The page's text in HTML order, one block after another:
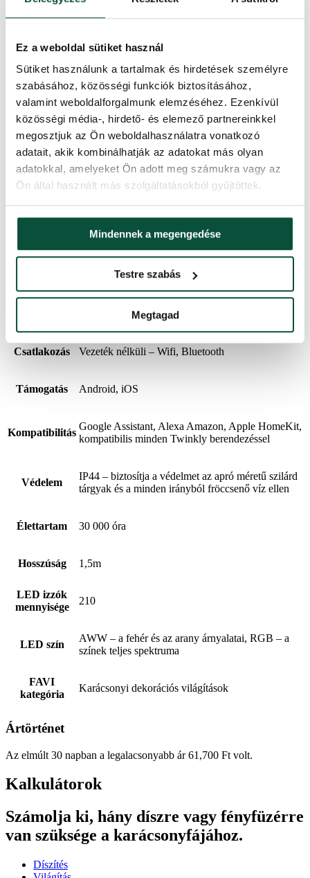
Ez a weboldal sütiket használ
Sütiket használunk a tartalmak és hirdetések személyre
szabásához, közösségi funkciók biztosításához,
valamint weboldalforgalmunk elemzéséhez. Ezenkívül
közösségi média-, hirdető- és elemező partnereinkkel
megosztjuk az Ön weboldalhasználatra vonatkozó
adatait, akik kombinálhatják az adatokat más olyan
adatokkal, amelyeket Ön adott meg számukra vagy az
Ön által használt más szolgáltatásokból gyűjtöttek.
Mindennek a megengedése
Testre szabás
Megtagad
vezeték nélküli kapcsolat (Wi-Fi, Bluetooth)
kompatibilis a Google Assistant-tel, az Amazon Alexával és
az Apple HomeKit-tel
széles RGB-AWW színspektrum
beltéri és kültéri használatra
IP44 védelem – biztosítja a védelmet az apró méretű szilárd
tárgyak és a minden irányból fröccsenő víz ellen
élettartama meghaladja a 30 000 órát
a LED fényerő beállítása
fénysebesség beállítása
A használati útmutatót megtalálja itt.
Termékparaméterek
kültéri, beltéri
Csatlakozás Vezeték nélküli – Wifi, Bluetooth
Támogatás Android, iOS
Kompatibilitás
Google Assistant, Alexa Amazon, Apple HomeKit,
kompatibilis minden Twinkly berendezéssel
Védelem
IP44 – biztosítja a védelmet az apró méretű szilárd
tárgyak és a minden irányból fröccsenő víz ellen
Élettartam 30 000 óra
Hosszúság 1,5m
LED izzók
mennyisége
210
LED szín
AWW – a fehér és az arany árnyalatai, RGB – a
színek teljes spektruma
FAVI
kategória
Karácsonyi dekorációs világítások
Ártörténet
Az elmúlt 30 napban a legalacsonyabb ár61,700 Ft volt.
Kalkulátorok
Számolja ki, hány díszre vagy fényfüzérre
van szüksége a karácsonyfájához.
Díszítés